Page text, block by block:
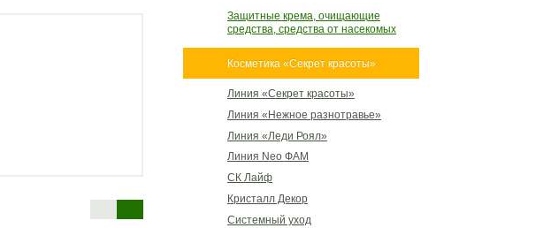
Защитные крема, очищающие
средства, средства от насекомых
Косметика «Секрет красоты»
Линия «Секрет красоты»
Линия «Нежное разнотравье»
Линия «Леди Роял»
Линия Neo ФАМ
СК Лайф
Кристалл Декор
Системный уход